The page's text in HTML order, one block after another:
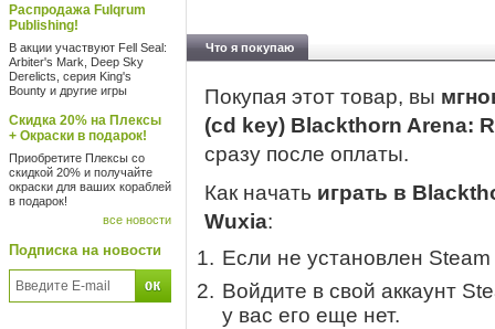
Распродажа Fulqrum
Publishing!
В акции участвуют Fell Seal:
Arbiter's Mark, Deep Sky
Derelicts, серия King's
Bounty и другие игры
Скидка 20% на Плексы
+ Окраски в подарок!
Приобретите Плексы со
скидкой 20% и получайте
окраски для ваших кораблей
в подарок!
все новости
Подписка на новости
Что я покупаю
Покупая этот товар, вы
(cd key) Blackthorn Arena:
сразу после оплаты.
Как начать играть в
Wuxia:
Если не установлен
Войдите в свой аккаунт
у вас его еще нет.